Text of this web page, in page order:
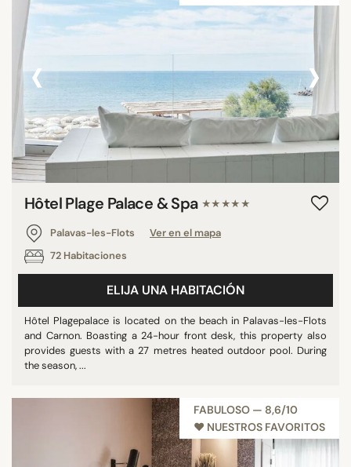
‹ ›
Hôtel Plage Palace & Spa ★★★★★
Palavas-les-Flots
Ver en el mapa
72 Habitaciones
ELIJA UNA HABITACIÓN
Hôtel Plagepalace is located on the beach in Palavas-les-Flots
and Carnon. Boasting a 24-hour front desk, this property also
provides guests with a 27 metres heated outdoor pool. During
the season, ...
FABULOSO — 8,6/10
♥︎ NUESTROS FAVORITOS